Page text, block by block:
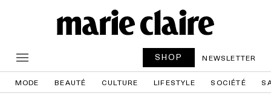
SHOP NEWSLETTER
MODE BEAUTÉ CULTURE LIFESTYLE SOCIÉTÉ